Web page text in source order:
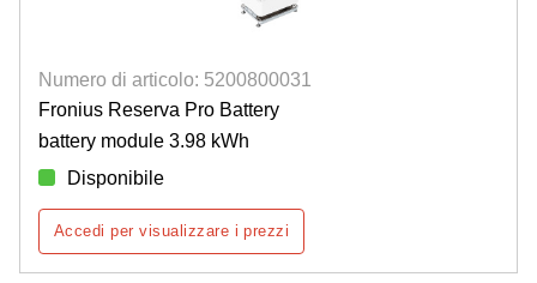
Numero di articolo: 5200800031
Fronius Reserva Pro Battery
battery module 3.98 kWh
Disponibile
Accedi per visualizzare i prezzi